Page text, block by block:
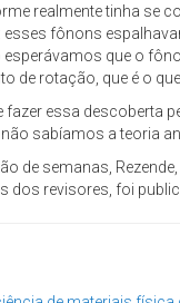
realmente tinha se
esses fônons
esperávamos que o
de rotação, que é o
fazer essa descoberta
sabíamos a teoria
de semanas,
dos revisores, foi